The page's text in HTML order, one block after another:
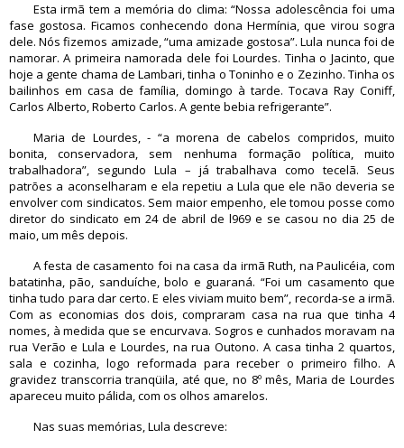
Esta irmã tem a memória do clima: “Nossa adolescência foi uma
fase gostosa. Ficamos conhecendo dona Hermínia, que virou sogra
dele. Nós fizemos amizade, “uma amizade gostosa”. Lula nunca foi de
namorar. A primeira namorada dele foi Lourdes. Tinha o Jacinto, que
hoje a gente chama de Lambari, tinha o Toninho e o Zezinho. Tinha os
bailinhos em casa de família, domingo à tarde. Tocava Ray Coniff,
Carlos Alberto, Roberto Carlos. A gente bebia refrigerante”.
Maria de Lourdes, - “a morena de cabelos compridos, muito
bonita, conservadora, sem nenhuma formação política, muito
trabalhadora”, segundo Lula – já trabalhava como tecelã. Seus
patrões a aconselharam e ela repetiu a Lula que ele não deveria se
envolver com sindicatos. Sem maior empenho, ele tomou posse como
diretor do sindicato em 24 de abril de l969 e se casou no dia 25 de
maio, um mês depois.
A festa de casamento foi na casa da irmã Ruth, na Paulicéia, com
batatinha, pão, sanduíche, bolo e guaraná. “Foi um casamento que
tinha tudo para dar certo. E eles viviam muito bem”, recorda-se a irmã.
Com as economias dos dois, compraram casa na rua que tinha 4
nomes, à medida que se encurvava. Sogros e cunhados moravam na
rua Verão e Lula e Lourdes, na rua Outono. A casa tinha 2 quartos,
sala e cozinha, logo reformada para receber o primeiro filho. A
gravidez transcorria tranqüila, até que, no 8º mês, Maria de Lourdes
apareceu muito pálida, com os olhos amarelos.
Nas suas memórias, Lula descreve: